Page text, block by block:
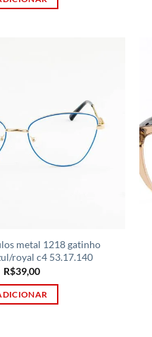
metal 1218 gatinho
royal c4 53.17.140
R$39,00